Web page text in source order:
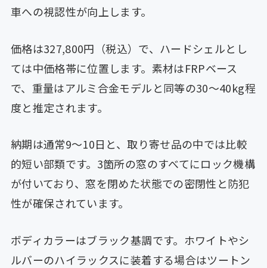
車への視認性が向上します。
価格は327,800円（税込）で、ハードシェルとし
ては中価格帯に位置します。素材はFRPベース
で、重量はアルミ合金モデルと同等の30〜40kg程
度と推定されます。
納期は通常9〜10日と、取り寄せ品の中では比較
的短い部類です。3箇所の窓のすべてにロック機構
が付いており、窓を閉めた状態での密閉性と防犯
性が確保されています。
ボディカラーはブラック基調です。ホワイトやシ
ルバーのハイラックスに装着する場合はツートン